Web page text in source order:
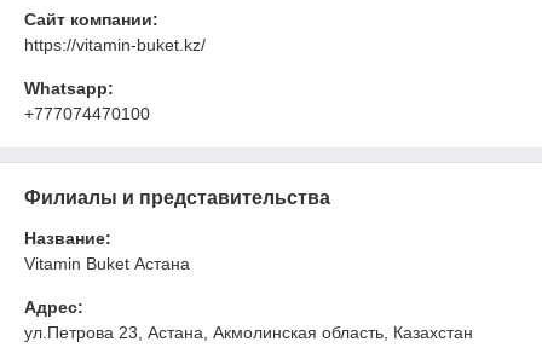
Сайт компании:
https://vitamin-buket.kz/
Whatsapp:
+777074470100
Филиалы и представительства
Название:
Vitamin Buket Астана
Адрес:
ул.Петрова 23, Астана, Акмолинская область, Казахстан